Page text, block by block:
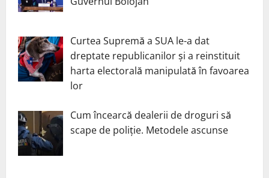
Curtea Supremă a SUA le-a dat
dreptate republicanilor și a reinstituit
harta electorală manipulată în favoarea
lor
Cum încearcă dealerii de droguri să
scape de poliție. Metodele ascunse